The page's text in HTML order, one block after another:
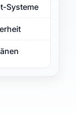
Systeme